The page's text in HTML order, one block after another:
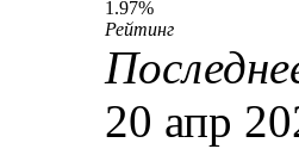
1.97%
Рейтинг
20 апр